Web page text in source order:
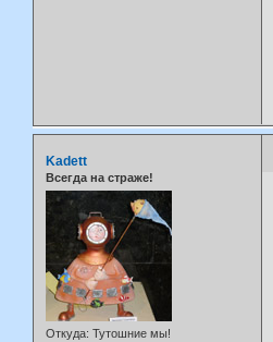
Kadett
Всегда на страже!
Откуда: Тутошние мы!